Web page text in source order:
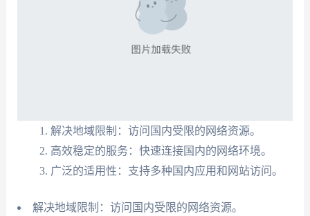
解决地域限制：访问国内受限的网络资源。
高效稳定的服务：快速连接国内的网络环境。
广泛的适用性：支持多种国内应用和网站访问。
解决地域限制：访问国内受限的网络资源。